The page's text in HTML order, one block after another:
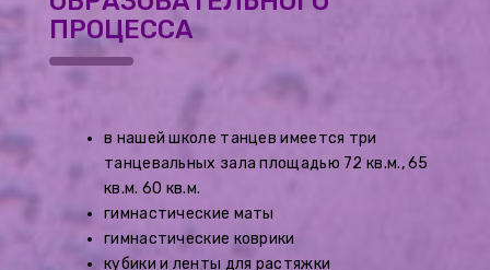
ПРОЦЕССА
в нашей школе танцев имеется три
танцевальных зала площадью 72 кв.м., 65
кв.м. 60 кв.м.
гимнастические маты
гимнастические коврики
кубики и ленты для растяжки